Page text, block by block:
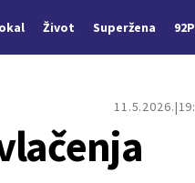
Život Superžena
11.5.2026.